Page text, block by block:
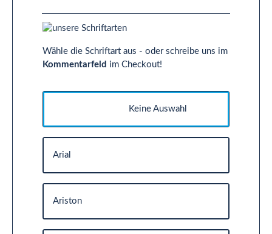
Wähle die Schriftart aus - oder schreibe uns im
Kommentarfeld im Checkout!
Keine Auswahl
Arial
Ariston